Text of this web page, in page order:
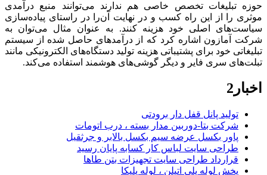
حوزه تبلیغات تخصص خاصی هم ندارند می‌توانند منبع درآمدی
موثری را از این راه کسب و در نهایت آن‌را در راستای پیاده‌سازی
سیاست‌های اصلی خود هزینه کنند. به عنوان مثال می‌توان به
شرکت آمازون اشاره کرد که از درآمدهای حاصل شده از سیستم
تبلیغاتی خود برای پشتیباتی هزینه تولید دستگاه‌های الکترونیکی مانند
تبلت‌های سری فایر و دیگر گوشی‌های هوشمند استفاده می‌کند.
اخبار2
تولید پانل قفل دار برودتی
شرکت بتا-دوربین مدار بسته ، درب اتومات
پاور بکسل عرضه سیم بکسل بالابر و جرثقیل
طراحی سایت لباس کار کسابه پایان رسید
قرارداد طراحی سایت تجهیزات بتن طاها
پخش لوله پلی اتیلن ، لوله پلیکا